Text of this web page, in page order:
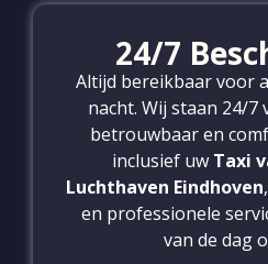
24/7
Altijd bereikbaar voor
nacht. Wij staan 24/
betrouwbaar en
inclusief uw Taxi
Luchthaven Eindhoven
en professionele
van de dag